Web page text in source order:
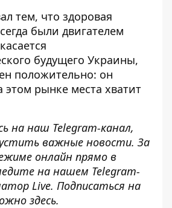
тем, что здоровая
были двигателем
будущего Украины,
положительно: он
этом рынке места хватит
на наш Telegram-канал,
важные новости. За
онлайн прямо в
на нашем Telegram-
Live. Подписаться на
здесь.